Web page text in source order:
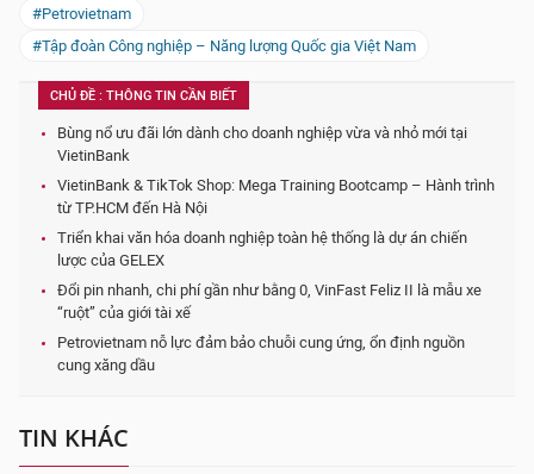
#Petrovietnam
#Tập đoàn Công nghiệp – Năng lượng Quốc gia Việt Nam
CHỦ ĐỀ : THÔNG TIN CẦN BIẾT
Bùng nổ ưu đãi lớn dành cho doanh nghiệp vừa và nhỏ mới tại
VietinBank
VietinBank & TikTok Shop: Mega Training Bootcamp – Hành trình
từ TP.HCM đến Hà Nội
Triển khai văn hóa doanh nghiệp toàn hệ thống là dự án chiến
lược của GELEX
Đổi pin nhanh, chi phí gần như bằng 0, VinFast Feliz II là mẫu xe
“ruột” của giới tài xế
Petrovietnam nỗ lực đảm bảo chuỗi cung ứng, ổn định nguồn
cung xăng dầu
TIN KHÁC